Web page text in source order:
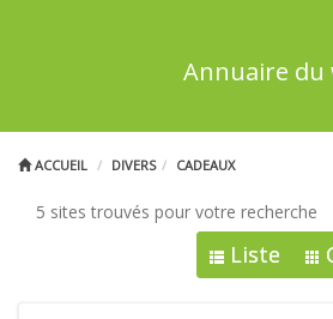
Annuaire du
ACCUEIL DIVERS CADEAUX
5 sites trouvés pour votre recherche
Liste